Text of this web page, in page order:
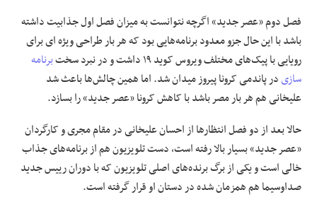
فصل دوم «عصر جدید» اگرچه نتوانست به میزان فصل اول جذابیت داشته
باشد با این حال جزو معدود برنامه‌هایی بود که هر بار طراحی ویژه ای برای
رویایی با پیک‌های مختلف ویروس کوید ۱۹ داشت و در نبرد سخت
برنامه
سازیدر پاندمی کرونا پیروز میدان شد. اما همین چالش‌ها باعث شد
علیخانی هم هر بار مصر باشد با کاهش کرونا «عصر جدید» را بسازد.
حالا بعد از دو فصل انتظارها از احسان علیخانی در مقام مجری و کارگردان
«عصر جدید» بسیار بالا رفته است، دست تلویزیون هم از برنامه‌های جذاب
خالی است و یکی از برگ برنده‌های اصلی تلویزیون که با دوران رییس جدید
صداوسیما هم همزمان شده در دستان او قرار گرفته است.